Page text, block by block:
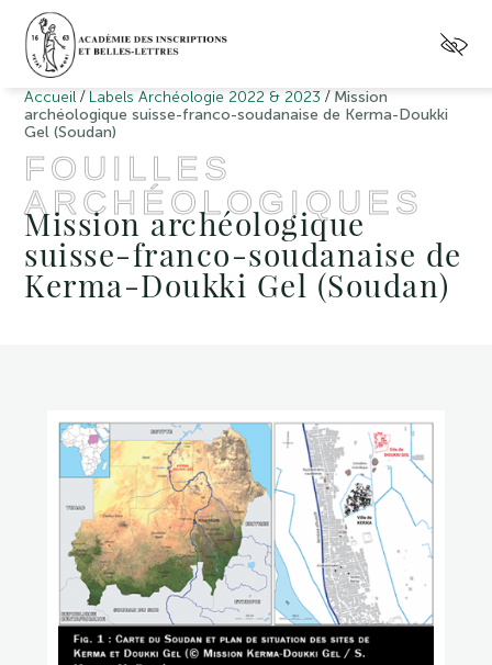
Accueil / Labels Archéologie 2022 & 2023 / Mission
archéologique suisse-franco-soudanaise de Kerma-Doukki
Gel (Soudan)
FOUILLES
ARCHÉOLOGIQUES
Mission archéologique
suisse-franco-soudanaise de
Kerma-Doukki Gel (Soudan)